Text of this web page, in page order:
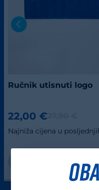
Ručnik utisnuti logo
22,00 €
Najniža cijena u